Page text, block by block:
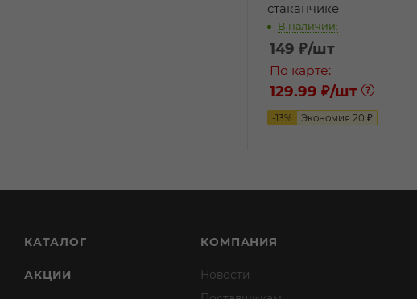
стаканчике
В наличии:
149 ₽/шт
По карте:
129.99 ₽/шт
-13% Экономия 20 ₽
КАТАЛОГ
АКЦИИ
КОМПАНИЯ
Новости